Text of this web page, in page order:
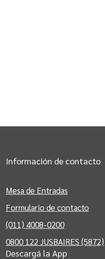
Información de contacto
Mesa de Entradas
Formulario de contacto
(011) 4008-0200
0800 122 JUSBAIRES (5872)
Descargá la App